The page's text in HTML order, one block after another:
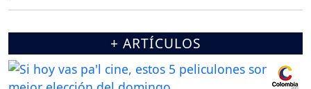
+ ARTÍCULOS